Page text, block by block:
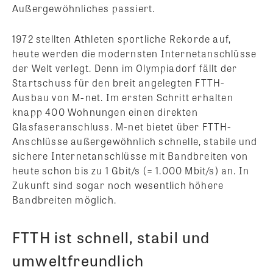
Außergewöhnliches passiert.
1972 stellten Athleten sportliche Rekorde auf,
heute werden die modernsten Internetanschlüsse
der Welt verlegt. Denn im Olympiadorf fällt der
Startschuss für den breit angelegten FTTH-
Ausbau von M-net. Im ersten Schritt erhalten
knapp 400 Wohnungen einen direkten
Glasfaseranschluss. M-net bietet über FTTH-
Anschlüsse außergewöhnlich schnelle, stabile und
sichere Internetanschlüsse mit Bandbreiten von
heute schon bis zu 1 Gbit/s (= 1.000 Mbit/s) an. In
Zukunft sind sogar noch wesentlich höhere
Bandbreiten möglich.
FTTH ist schnell, stabil und
umweltfreundlich